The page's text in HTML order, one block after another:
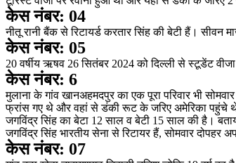
केस नंबर: 04
नीतू रानी बैंक से रिटायर्ड करतार सिंह की बेटी हैं। सीवन
केस नंबर: 05
20 वर्षीय ऋषव 26 सितंबर 2024 को दिल्ली से स्टूडेंट
केस नंबर: 6
मुलाना के गांव खानअहमदपुर का एक पूरा परिवार भी
फ्रांस गए थे और वहां से डंकी रूट के जरिए अमेरिका पहुंचे
जगविंद्र सिंह का बेटा 12 साल व बेटी 15 साल की है।
जगविंद्र सिंह भारतीय सेना से रिटायर हैं, सोमवार
केस नंबर: 07